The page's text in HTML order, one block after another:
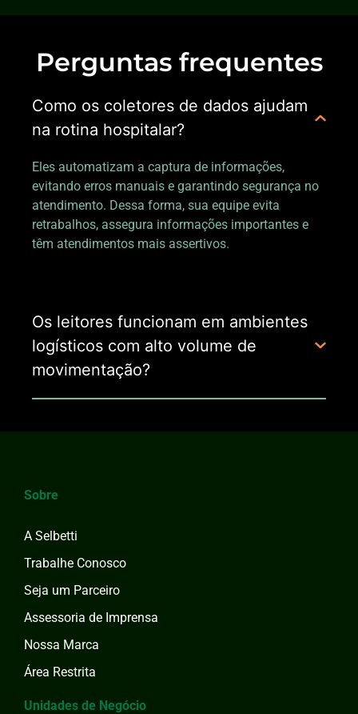
Perguntas frequentes
Como os coletores de dados ajudam
na rotina hospitalar?
Eles automatizam a captura de informações,
evitando erros manuais e garantindo segurança no
atendimento. Dessa forma, sua equipe evita
retrabalhos, assegura informações importantes e
têm atendimentos mais assertivos.
Os leitores funcionam em ambientes
logísticos com alto volume de
movimentação?
Sobre
A Selbetti
Trabalhe Conosco
Seja um Parceiro
Assessoria de Imprensa
Nossa Marca
Área Restrita
Unidades de Negócio